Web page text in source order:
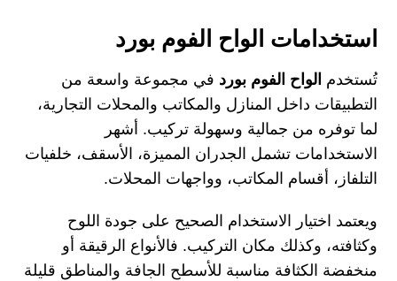
استخدامات الواح الفوم بورد
تُستخدم الواح الفوم بورد في مجموعة واسعة من
التطبيقات داخل المنازل والمكاتب والمحلات التجارية،
لما توفره من جمالية وسهولة تركيب. أشهر
الاستخدامات تشمل الجدران المميزة، الأسقف، خلفيات
التلفاز، أقسام المكاتب، وواجهات المحلات.
ويعتمد اختيار الاستخدام الصحيح على جودة اللوح
وكثافته، وكذلك مكان التركيب. فالأنواع الرقيقة أو
منخفضة الكثافة مناسبة للأسطح الجافة والمناطق قليلة